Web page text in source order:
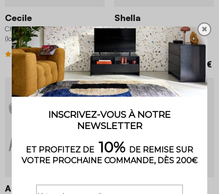
Cecile
Chaise en bois assise en cordes
(lot de 2) noyer
3.8 (40)
179,99 €
Shella
Fauteuil bouclette et pieds metal
4.8 (57)
99,99 €
Alessia Sara
✖